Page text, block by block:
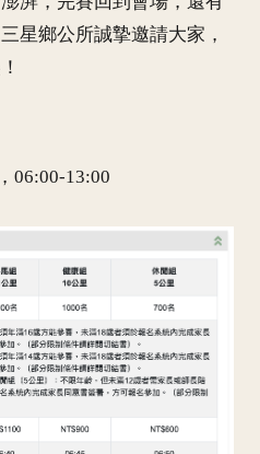
星鄉公所誠摯邀請大家，
06:00-13:00